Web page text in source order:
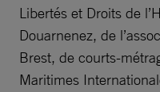
Libertés et Droits de
Douarnenez, de
Brest, de courts-
Maritimes